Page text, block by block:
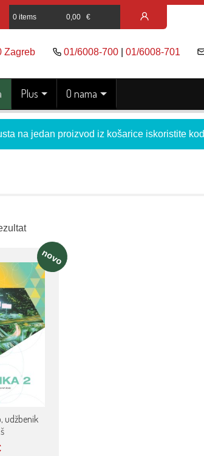
0 items 0,00 €
Zagreb 01/6008-700| 01/6008-701
Plus O nama
na jedan proizvod iz košarice iskoristite kod
novo
udžbenik